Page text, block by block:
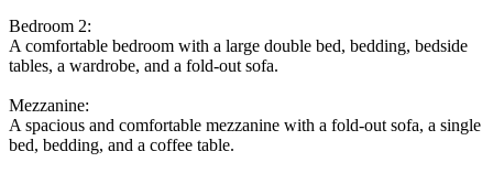
Bedroom 2:
A comfortable bedroom with a large double bed, bedding, bedside
tables, a wardrobe, and a fold-out sofa.
Mezzanine:
A spacious and comfortable mezzanine with a fold-out sofa, a single
bed, bedding, and a coffee table.